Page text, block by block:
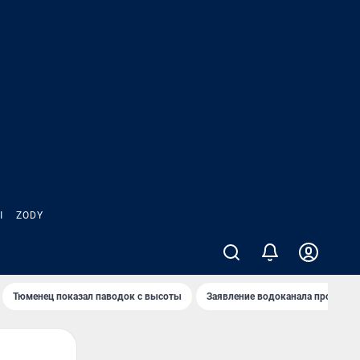
ZODY
Тюменец показал паводок с высоты Заявление водоканала про